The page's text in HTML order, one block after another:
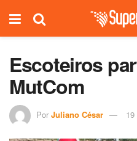
Escoteiros
MutCom
Por Juliano César